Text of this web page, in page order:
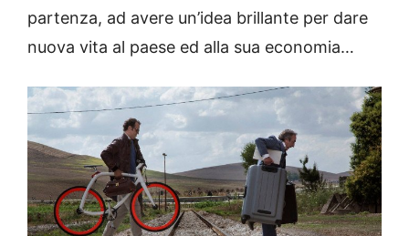
partenza, ad avere un’idea brillante per dare
nuova vita al paese ed alla sua economia…